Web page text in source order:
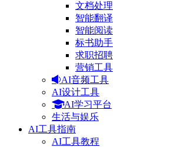
文档处理
智能翻译
智能阅读
标书助手
求职招聘
营销工具
AI音频工具
AI设计工具
AI学习平台
生活与娱乐
AI工具指南
AI工具教程